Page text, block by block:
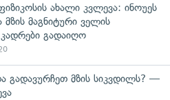
ახალი კვლევა: ინოუეს
მზის მაგნიტური ველის
გადაიღო
გადავურჩეთ მზის სიკვდილს? —